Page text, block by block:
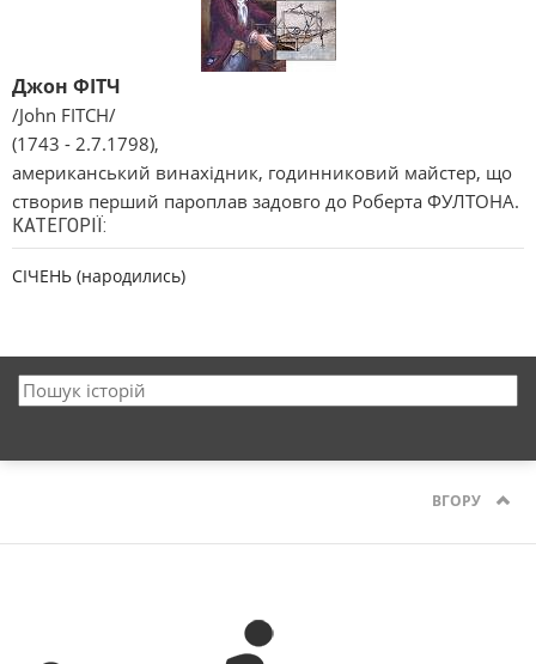
Джон ФІТЧ
/John FITCH/
(1743 - 2.7.1798),
американський винахідник, годинниковий майстер, що
створив перший пароплав задовго до Роберта ФУЛТОНА.
КАТЕГОРІЇ:
СІЧЕНЬ (народились)
ВГОРУ